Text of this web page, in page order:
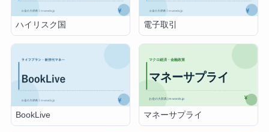
ハイリスク国 電子取引
BookLive マネーサプライ